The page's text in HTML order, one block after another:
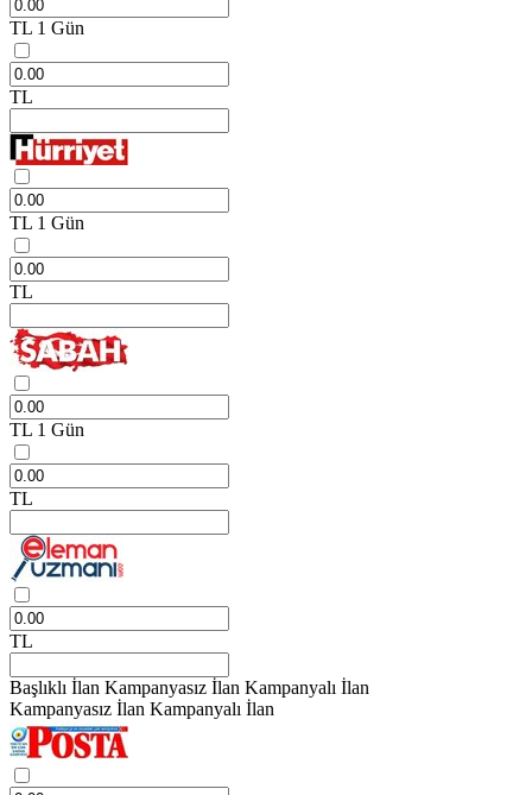
TL 1 Gün
TL
TL 1 Gün
TL
TL 1 Gün
TL
TL
Başlıklı İlan Kampanyasız İlan Kampanyalı İlan
Kampanyasız İlan Kampanyalı İlan